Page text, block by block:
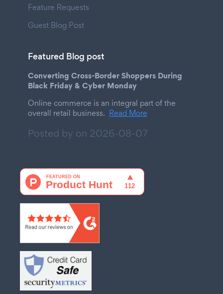
Feature Requests
Guest Blog Post
Featured Blog post
Converting Cross-Border Shoppers During
Black Friday & Cyber Monday
Online commerce is an integral part of the
overall retail business. Read More
Posted by on 2026-08-07